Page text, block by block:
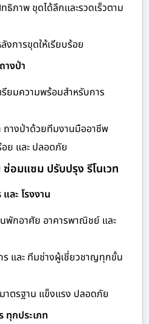
ธิภาพ ขุดได้ลึกและรวดเร็วตาม
การขุดให้เรียบร้อย
างป่า
ยมความพร้อมสำหรับการ
างป่าด้วยทีมงานมืออาชีพ
อย และ ปลอดภัย
อมแซม ปรับปรุง รีโนเวท
ละ โรงงาน
พักอาศัย อาคารพาณิชย์ และ
และ ทีมช่างผู้เชี่ยวชาญทุกขั้น
ตรฐาน แข็งแรง ปลอดภัย
ทุกประเภท